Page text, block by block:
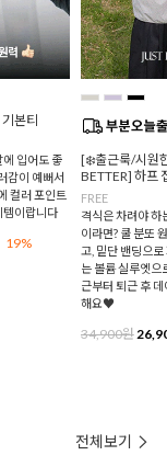
본티
에 입어도 좋
감이 예뻐서
컬러 포인트
템이랍니다
19%
[❄️출근룩/시원
BETTER] 하프
FREE
격식은 차려야 하
이라면? 쿨 분또
고, 밑단 밴딩으
는 볼륨 실루엣으
근부터 퇴근 후
해요♥
34,900원
전체보기